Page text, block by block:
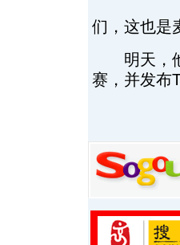
们，这也是
明天，他
赛，并发布